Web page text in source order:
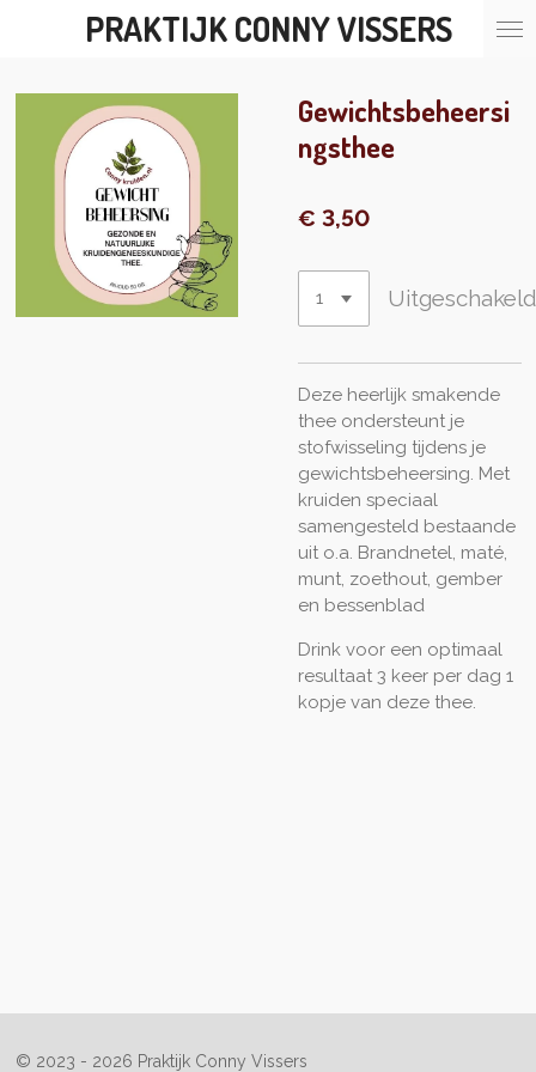
hoofdinhoud
PRAKTIJK CONNY VISSERS
Gewichtsbeheersi
ngsthee
€ 3,50
Deze heerlijk smakende
thee ondersteunt je
stofwisseling tijdens je
gewichtsbeheersing. Met
kruiden speciaal
samengesteld bestaande
uit o.a. Brandnetel, maté,
munt, zoethout, gember
en bessenblad
Drink voor een optimaal
resultaat 3 keer per dag 1
kopje van deze thee.
© 2023 - 2026 Praktijk Conny Vissers